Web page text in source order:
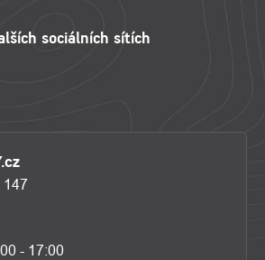
147
- 17:00